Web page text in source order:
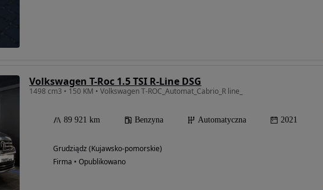
Volkswagen T-Roc 1.5 TSI R-Line DSG
1498 cm3 • 150 KM • Volkswagen T-ROC_Automat_Cabrio_R line_
89 921 km Benzyna Automatyczna 2021
Grudziądz (Kujawsko-pomorskie)
Firma • Opublikowano